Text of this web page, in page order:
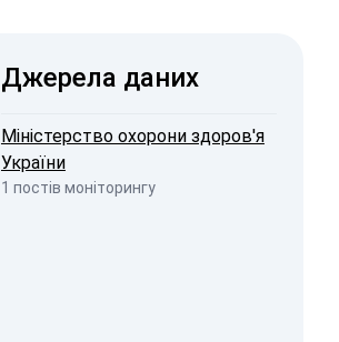
Джерела даних
Міністерство охорони здоров'я
України
1 постів моніторингу